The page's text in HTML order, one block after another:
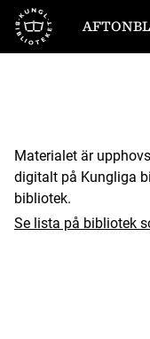
Till startsidan
Materialet är
digitalt på Kungliga
bibliotek.
Se lista på bibliotek